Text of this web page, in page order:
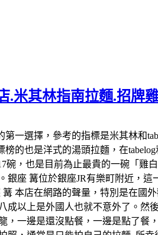
.米其林指南拉麵.招牌
一選擇，參考的指標是米其林和
的也是洋式的湯頭拉麵，在
，也是目前為止最貴的一碗「
座 篝位於銀座JR有樂町附近，
本店在網路的聲量，特別是在國
以上是外國人也就不意外了。然
一邊是還沒點餐，一邊是點了